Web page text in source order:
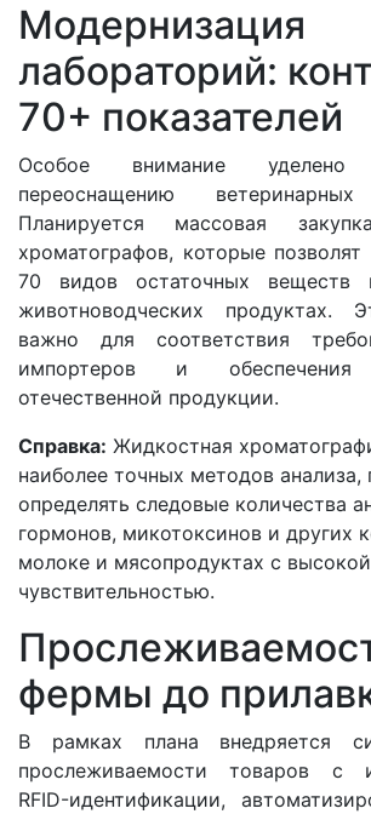
Модернизация
лабораторий:
70+ показателей
Особое внимание уделено
переоснащению ветеринарных
Планируется массовая
хроматографов, которые позволят
70 видов остаточных
животноводческих продуктах.
важно для соответствия
импортеров и обеспечения
отечественной продукции.
Справка: Жидкостная
наиболее точных методов
определять следовые количества
гормонов, микотоксинов и других
молоке и мясопродуктах с высокой
чувствительностью.
фермы до
В рамках плана внедряется
прослеживаемости товаров с
RFID-идентификации,